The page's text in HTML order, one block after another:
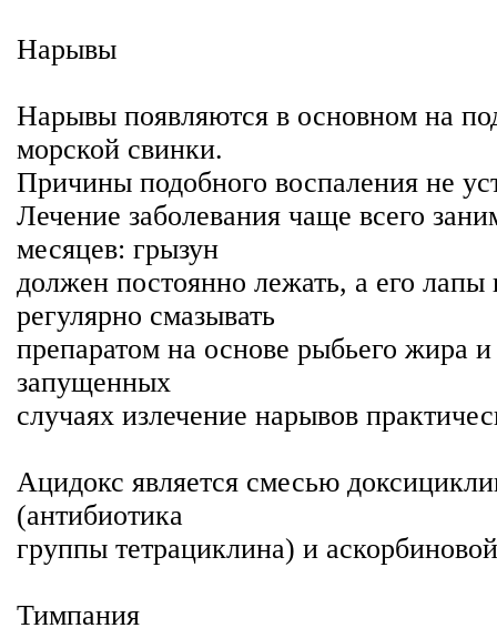
Нарывы
Нарывы появляются в основном на
морской свинки.
Причины подобного воспаления не
Лечение заболевания чаще всего
месяцев: грызун
должен постоянно лежать, а его лапы
регулярно смазывать
препаратом на основе рыбьего жира
запущенных
случаях излечение нарывов
Ацидокс является смесью
(антибиотика
группы тетрациклина) и
Тимпания